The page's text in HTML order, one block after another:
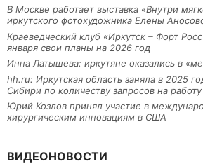
В Москве работает выставка «Внутри
иркутского фотохудожника Елены
Краеведческий клуб «Иркутск – Форт
января свои планы на 2026 год
Инна Латышева: иркутяне оказались в
hh.ru: Иркутская область заняла в 2025
Сибири по количеству запросов на работу
Юрий Козлов принял участие в
хирургическим инновациям в США
ВИДЕОНОВОСТИ